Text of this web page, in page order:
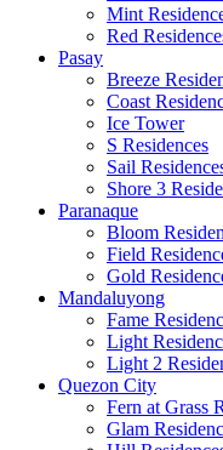
Mint
Red
Pasay
Breeze
Coast
Ice Tower
S Residences
Sail
Shore 3
Paranaque
Bloom
Field
Gold
Mandaluyong
Fame
Light
Light 2
Quezon City
Fern at Grass
Glam